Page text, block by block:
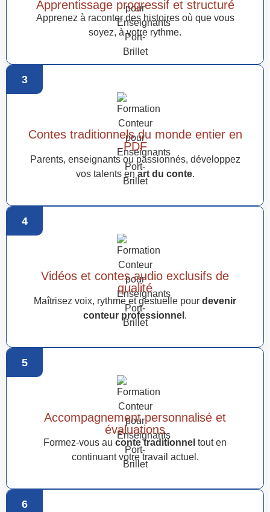
Apprentissage progressif et structuré
Apprenez à raconter des histoires où que vous
soyez, à votre rythme.
3
Contes traditionnels du monde entier en
PDF
Parents, enseignants ou passionnés, développez
vos talents en art du conte.
4
Vidéos et contes audio exclusifs de
qualité
Maîtrisez voix, rythme et gestuelle pour devenir
conteur professionnel .
5
Accompagnement personnalisé et
évaluations
Formez-vous au conte traditionnel tout en
continuant votre travail actuel.
6